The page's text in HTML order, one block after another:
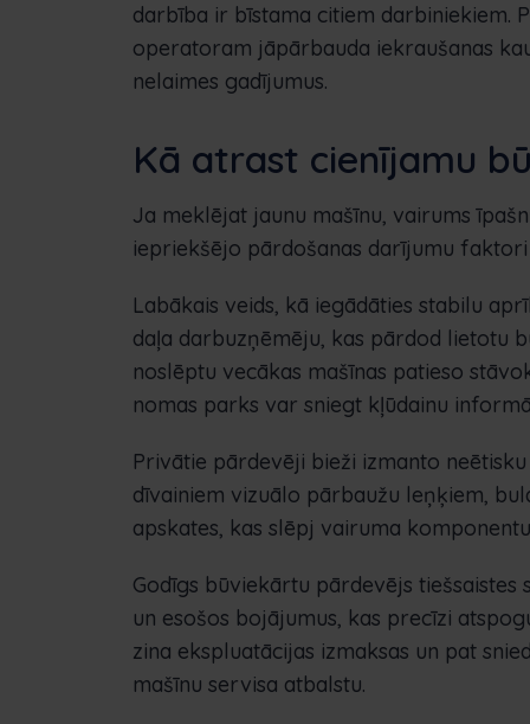
darbība ir bīstama citiem darbiniekiem.
operatoram jāpārbauda iekraušanas
nelaimes gadījumus.
Kā atrast cienījamu
Ja meklējat jaunu mašīnu, vairums
iepriekšējo pārdošanas darījumu
Labākais veids, kā iegādāties stabilu
daļa darbuzņēmēju, kas pārdod lietotu
noslēptu vecākas mašīnas patieso
nomas parks var sniegt kļūdainu
Privātie pārdevēji bieži izmanto
dīvainiem vizuālo pārbaužu leņķiem,
apskates, kas slēpj vairuma
Godīgs būviekārtu pārdevējs
un esošos bojājumus, kas precīzi
zina ekspluatācijas izmaksas un pat
mašīnu servisa atbalstu.